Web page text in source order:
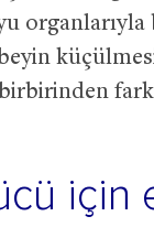
organlarıyla
için